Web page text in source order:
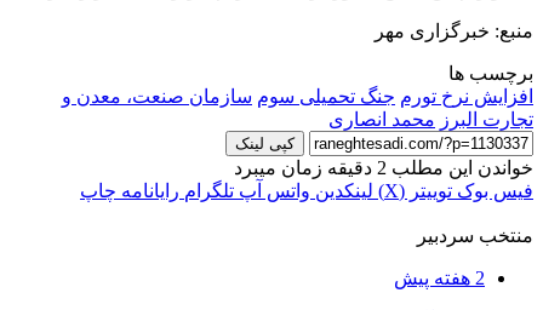
منبع: خبرگزاری مهر
برچسب ها
افزایش نرخ تورم جنگ تحمیلی سوم سازمان صنعت، معدن و
تجارت البرز محمد انصاری
کپی لینک
خواندن این مطلب 2 دقیقه زمان میبرد
فیس بوک توییتر (X) لینکدین واتس آپ تلگرام رایانامه چاپ
منتخب سردبیر
2 هفته پیش